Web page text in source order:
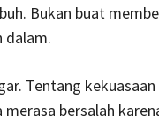
Bukan buat
dalam.
Tentang kekuasaan
bersalah